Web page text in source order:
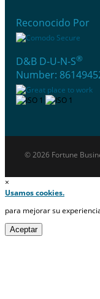
Reconocido Por
D&B D-U-N-S®
Number:
© 2026 Fortune
×
Usamos cookies.
para mejorar su
Aceptar